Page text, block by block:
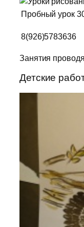
Пробный урок
8(926)5783636
Занятия
Детские